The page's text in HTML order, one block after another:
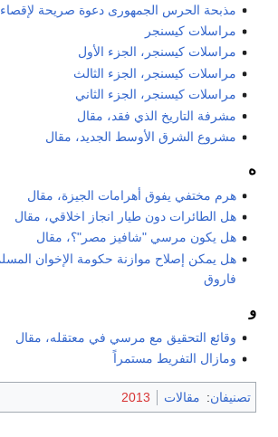
مذبحة الحرس الجمهورى دعوة صريحة لإقصاء
مراسلات كيسنجر
مراسلات كيسنجر، الجزء الأول
مراسلات كيسنجر، الجزء الثالث
مراسلات كيسنجر، الجزء الثاني
مشرفة التاريخ الذي فقد، مقال
مشروع الشرق الأوسط الجديد، مقال
ه
هرم مختفي يفوق أهرامات الجيزة، مقال
هل الطائرات دون طيار انجاز اخلاقي، مقال
هل يكون مرسي "شافيز مصر"؟، مقال
هل يمكن إصلاح موازنة حكومة الإخوان
فاروق
و
وقائع التحقيق مع مرسي في معتقله، مقال
ومازال التفريط مستمراً
تصنيفان: مقالات 2013